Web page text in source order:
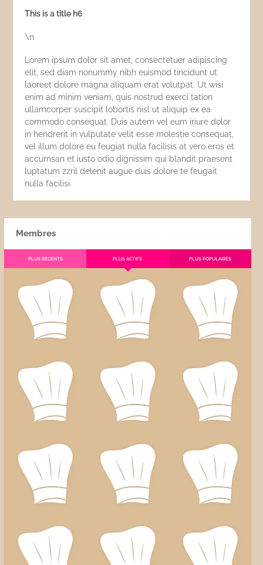
This is a title h6
\n
Lorem ipsum dolor sit amet, consectetuer adipiscing
elit, sed diam nonummy nibh euismod tincidunt ut
laoreet dolore magna aliquam erat volutpat. Ut wisi
enim ad minim veniam, quis nostrud exerci tation
ullamcorper suscipit lobortis nisl ut aliquip ex ea
commodo consequat. Duis autem vel eum iriure dolor
in hendrerit in vulputate velit esse molestie consequat,
vel illum dolore eu feugiat nulla facilisis at vero eros et
accumsan et iusto odio dignissim qui blandit praesent
luptatum zzril delenit augue duis dolore te feugait
nulla facilisi.
Membres
PLUS RÉCENTS PLUS ACTIFS PLUS POPULAIRES